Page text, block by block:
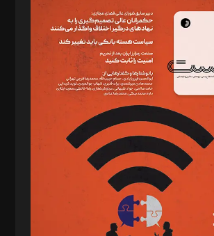
سمیع
رجبی
ایپکچی
پاکدل
بابک نقاش
آرش برهمند، یسنا امان‌پور، سروش کرمیان،
رجبی، زهرا فکرانه، فائزه فتحی